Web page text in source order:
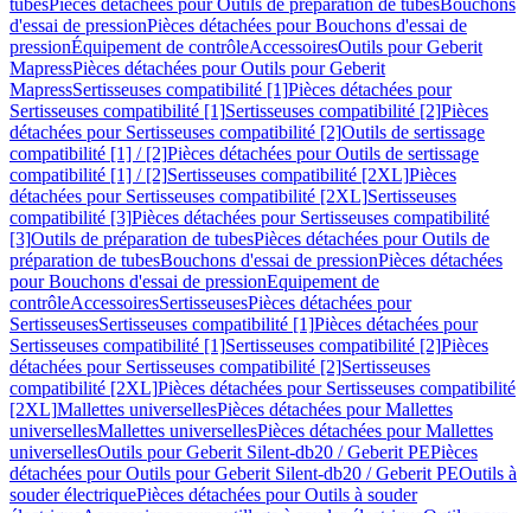
tubesPièces détachées pour Outils de préparation de tubesBouchons
d'essai de pressionPièces détachées pour Bouchons d'essai de
pressionÉquipement de contrôleAccessoiresOutils pour Geberit
MapressPièces détachées pour Outils pour Geberit
MapressSertisseuses compatibilité [1]Pièces détachées pour
Sertisseuses compatibilité [1]Sertisseuses compatibilité [2]Pièces
détachées pour Sertisseuses compatibilité [2]Outils de sertissage
compatibilité [1] / [2]Pièces détachées pour Outils de sertissage
compatibilité [1] / [2]Sertisseuses compatibilité [2XL]Pièces
détachées pour Sertisseuses compatibilité [2XL]Sertisseuses
compatibilité [3]Pièces détachées pour Sertisseuses compatibilité
[3]Outils de préparation de tubesPièces détachées pour Outils de
préparation de tubesBouchons d'essai de pressionPièces détachées
pour Bouchons d'essai de pressionEquipement de
contrôleAccessoiresSertisseusesPièces détachées pour
SertisseusesSertisseuses compatibilité [1]Pièces détachées pour
Sertisseuses compatibilité [1]Sertisseuses compatibilité [2]Pièces
détachées pour Sertisseuses compatibilité [2]Sertisseuses
compatibilité [2XL]Pièces détachées pour Sertisseuses compatibilité
[2XL]Mallettes universellesPièces détachées pour Mallettes
universellesMallettes universellesPièces détachées pour Mallettes
universellesOutils pour Geberit Silent-db20 / Geberit PEPièces
détachées pour Outils pour Geberit Silent-db20 / Geberit PEOutils à
souder électriquePièces détachées pour Outils à souder